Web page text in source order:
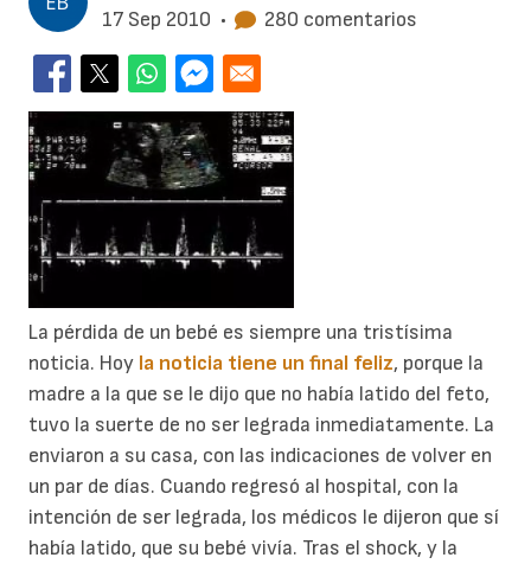
17 Sep 2010 • 280 comentarios
La pérdida de un bebé es siempre una tristísima
noticia. Hoy la noticia tiene un final feliz, porque la
madre a la que se le dijo que no había latido del feto,
tuvo la suerte de no ser legrada inmediatamente. La
enviaron a su casa, con las indicaciones de volver en
un par de días. Cuando regresó al hospital, con la
intención de ser legrada, los médicos le dijeron que sí
había latido, que su bebé vivía. Tras el shock, y la